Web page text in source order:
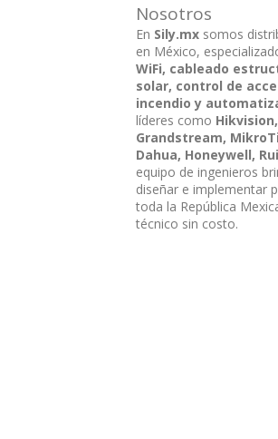
Nosotros
En Sily.mx somos
en México,
WiFi, cableado
solar, control de
incendio y
líderes como
Grandstream,
Dahua, Honeywell,
equipo de ingenieros
diseñar e implementar
toda la República
técnico sin costo.